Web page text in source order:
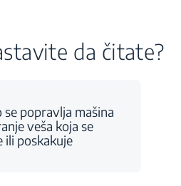
da čitate?
se popravlja mašina
veša koja se
ili poskakuje